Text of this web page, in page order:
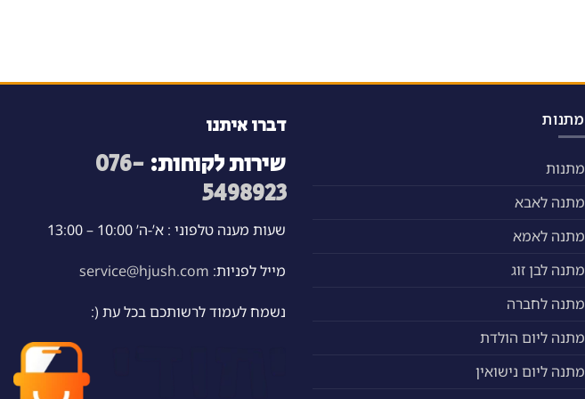
מתנות
מתנות
מתנה לאבא
מתנה לאמא
מתנה לבן זוג
מתנה לחברה
מתנה ליום הולדת
מתנה ליום נישואין
דברו איתנו
שירות לקוחות: 076-
5498923
שעות מענה טלפוני : א’-ה’ 10:00 – 13:00
מייל לפניות: service@hjush.com
נשמח לעמוד לרשותכם בכל עת (: